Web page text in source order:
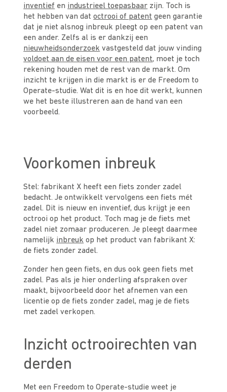
inventief en industrieel toepasbaar zijn. Toch is
het hebben van datoctrooi of patent geen garantie
dat je niet alsnog inbreuk pleegt op een patent van
een ander. Zelfs al is er dankzij een
nieuwheidsonderzoek vastgesteld dat jouw vinding
voldoet aan de eisen voor een patent, moet je toch
rekening houden met de rest van de markt. Om
inzicht te krijgen in die markt is er de Freedom to
Operate-studie. Wat dit is en hoe dit werkt, kunnen
we het beste illustreren aan de hand van een
voorbeeld.
Voorkomen inbreuk
Stel: fabrikant X heeft een fiets zonder zadel
bedacht. Je ontwikkelt vervolgens een fiets mét
zadel. Dit is nieuw en inventief, dus krijgt je een
octrooi op het product. Toch mag je de fiets met
zadel niet zomaar produceren. Je pleegt daarmee
namelijk inbreuk op het product van fabrikant X:
de fiets zonder zadel.
Zonder hen geen fiets, en dus ook geen fiets met
zadel. Pas als je hier onderling afspraken over
maakt, bijvoorbeeld door het afnemen van een
licentie op de fiets zonder zadel, mag je de fiets
met zadel verkopen.
Inzicht octrooirechten van
derden
Met een Freedom to Operate-studie weet je